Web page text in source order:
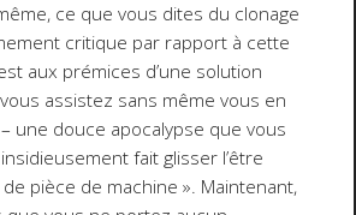
ce que vous dites du clonage
critique par rapport à cette
aux prémices d’une solution
assistez sans même vous en
une douce apocalypse que vous
fait glisser l’être
pièce de machine ». Maintenant,